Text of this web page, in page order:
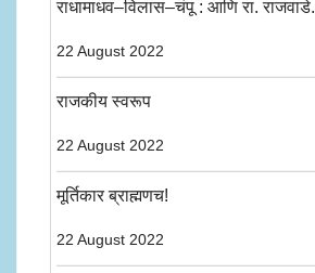
राधामाधव–विलास–चंपू : आणि रा. राजवाडे.
22 August 2022
राजकीय स्वरूप
22 August 2022
मूर्तिकार ब्राह्मणच!
22 August 2022